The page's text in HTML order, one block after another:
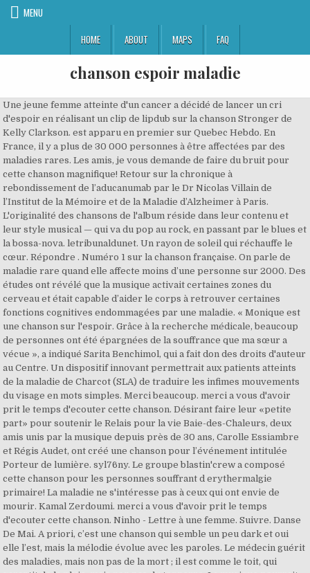
MENU
HOME
ABOUT MAPS FAQ
chanson espoir maladie
Une jeune femme atteinte d'un cancer a décidé de lancer un cri
d'espoir en réalisant un clip de lipdub sur la chanson Stronger de
Kelly Clarkson. est apparu en premier sur Quebec Hebdo. En
France, il y a plus de 30 000 personnes à être affectées par des
maladies rares. Les amis, je vous demande de faire du bruit pour
cette chanson magnifique! Retour sur la chronique à
rebondissement de l’aducanumab par le Dr Nicolas Villain de
l’Institut de la Mémoire et de la Maladie d’Alzheimer à Paris.
L'originalité des chansons de l'album réside dans leur contenu et
leur style musical — qui va du pop au rock, en passant par le blues et
la bossa-nova. letribunaldunet. Un rayon de soleil qui réchauffe le
cœur. Répondre . Numéro 1 sur la chanson française. On parle de
maladie rare quand elle affecte moins d’une personne sur 2000. Des
études ont révélé que la musique activait certaines zones du
cerveau et était capable d’aider le corps à retrouver certaines
fonctions cognitives endommagées par une maladie. « Monique est
une chanson sur l'espoir. Grâce à la recherche médicale, beaucoup
de personnes ont été épargnées de la souffrance que ma sœur a
vécue », a indiqué Sarita Benchimol, qui a fait don des droits d'auteur
au Centre. Un dispositif innovant permettrait aux patients atteints
de la maladie de Charcot (SLA) de traduire les infimes mouvements
du visage en mots simples. Merci beaucoup. merci a vous d'avoir
prit le temps d'ecouter cette chanson. Désirant faire leur «petite
part» pour soutenir le Relais pour la vie Baie-des-Chaleurs, deux
amis unis par la musique depuis près de 30 ans, Carolle Essiambre
et Régis Audet, ont créé une chanson pour l’événement intitulée
Porteur de lumière. syl76ny. Le groupe blastin'crew a composé
cette chanson pour les personnes souffrant d erythermalgie
primaire! La maladie ne s'intéresse pas à ceux qui ont envie de
mourir. Kamal Zerdoumi. merci a vous d'avoir prit le temps
d'ecouter cette chanson. Ninho - Lettre à une femme. Suivre. Danse
De Mai. A priori, c’est une chanson qui semble un peu dark et oui
elle l’est, mais la mélodie évolue avec les paroles. Le médecin guérit
des maladies, mais non pas de la mort ; il est comme le toit, qui